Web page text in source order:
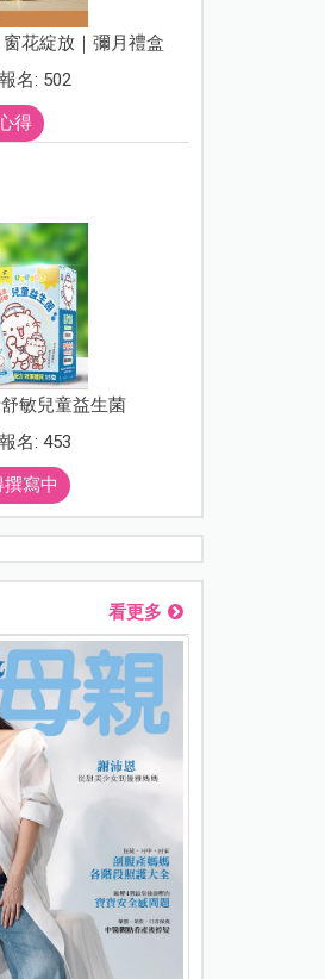
窗花綻放｜彌月禮盒
名: 502
得
舒敏兒童益生菌
名: 453
寫中
看更多